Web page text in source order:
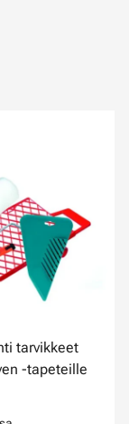
tarvikkeet
-tapeteille